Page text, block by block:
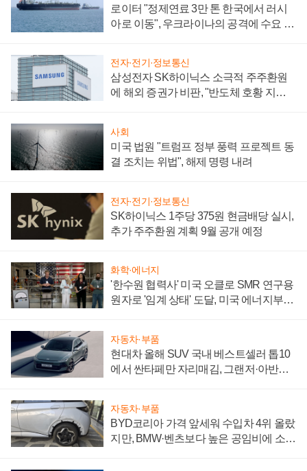
로이터 "정제연료 3만 톤 한국에서 러시
아로 이동", 우크라이나의 공격에 수요 늘
전자·전기·정보통신
삼성전자 SK하이닉스 소극적 주주환원
에 해외 증권가 비판, "반도체 호황 지속
사회
미국 법원 "트럼프 정부 풍력 프로젝트 동
결 조치는 위법", 해제 명령 내려
전자·전기·정보통신
SK하이닉스 1주당 375원 현금배당 실시,
추가 주주환원 계획 9월 공개 예정
화학·에너지
'한수원 협력사' 미국 오클로 SMR 연구용
원자로 '임계 상태' 도달, 미국 에너지부
자동차·부품
현대차 올해 SUV 국내 베스트셀러 톱10
에서 싼타페만 자리매김, 그랜저·아반떼
자동차·부품
BYD코리아 가격 앞세워 수입차 4위 올랐
지만, BMW·벤츠보다 높은 공임비에 소비